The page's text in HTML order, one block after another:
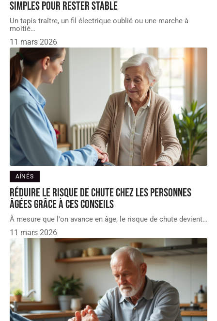
simples pour rester stable
Un tapis traître, un fil électrique oublié ou une marche à
moitié…
11 mars 2026
AÎNÉS
Réduire le risque de chute chez les personnes
âgées grâce à ces conseils
À mesure que l'on avance en âge, le risque de chute devient…
11 mars 2026